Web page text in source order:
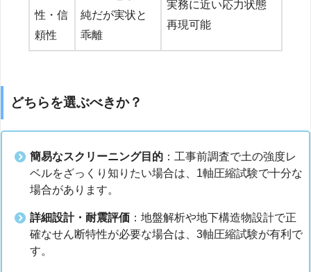
性・信
頼性
純だが実状と
乖離
実務に近い応力状態
再現可能
どちらを選ぶべきか？
簡易なスクリーニング目的 ：工事前調査で土の強度レ
ベルをざっくり知りたい場合は、1軸圧縮試験で十分な
場合があります。
詳細設計・耐震評価 ：地盤解析や地下構造物設計で正
確なせん断特性が必要な場合は、3軸圧縮試験が有利で
す。